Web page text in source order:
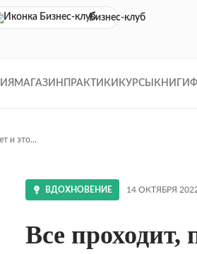
Бизнес-клуб
МАГАЗИН ПРАКТИКИ КУРСЫ КНИГИ
и это...
ВДОХНОВЕНИЕ 14 ОКТЯБРЯ
Все проходит,